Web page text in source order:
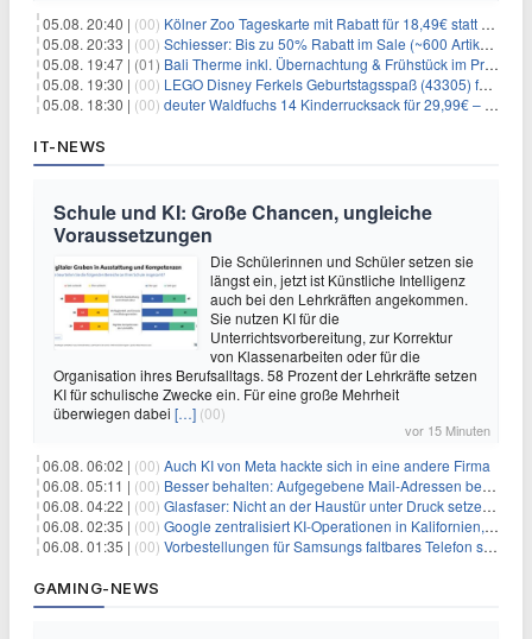
05.08. 20:40 | (00) Kölner Zoo Tageskarte mit Rabatt für 18,49€ statt 29,50€ – einlösbar bis Dezember
05.08. 20:33 | (00) Schiesser: Bis zu 50% Rabatt im Sale (~600 Artikel zur Auswahl)
05.08. 19:47 | (01) Bali Therme inkl. Übernachtung & Frühstück im Premium Hotel (Bad Oeynhausen) ab 89€ p.P.
05.08. 19:30 | (00) LEGO Disney Ferkels Geburtstagsspaß (43305) für 29,10€
05.08. 18:30 | (00) deuter Waldfuchs 14 Kinderrucksack für 29,99€ – Amber-maple
IT-NEWS
Schule und KI: Große Chancen, ungleiche
Voraussetzungen
Die Schülerinnen und Schüler setzen sie
längst ein, jetzt ist Künstliche Intelligenz
auch bei den Lehrkräften angekommen.
Sie nutzen KI für die
Unterrichtsvorbereitung, zur Korrektur
von Klassenarbeiten oder für die
Organisation ihres Berufsalltags. 58 Prozent der Lehrkräfte setzen
KI für schulische Zwecke ein. Für eine große Mehrheit
überwiegen dabei […] (00)
vor 15 Minuten
06.08. 06:02 | (00) Auch KI von Meta hackte sich in eine andere Firma
06.08. 05:11 | (00) Besser behalten: Aufgegebene Mail-Adressen bergen Gefahren
06.08. 04:22 | (00) Glasfaser: Nicht an der Haustür unter Druck setzen lassen
06.08. 02:35 | (00) Google zentralisiert KI-Operationen in Kalifornien, um Rivale Anthropic und OpenAI zu überholen
06.08. 01:35 | (00) Vorbestellungen für Samsungs faltbares Telefon steigen um 30 % in einem wettbewerbsintensiven Markt
GAMING-NEWS